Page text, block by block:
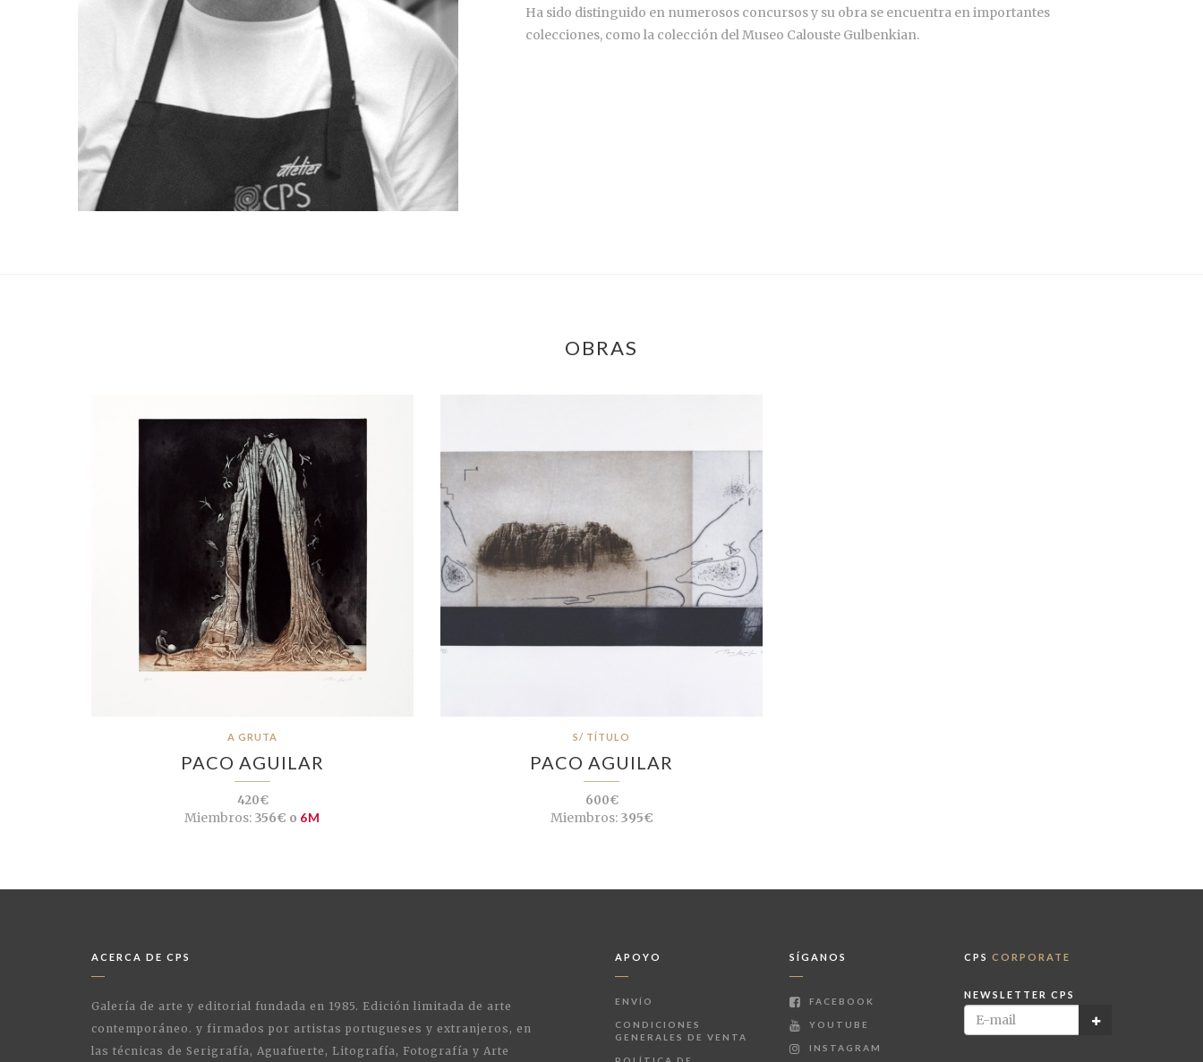
Ha sido distinguido en numerosos concursos y su obra se encuentra en importantes
colecciones, como la colección del Museo Calouste Gulbenkian.
OBRAS
A GRUTA
PACO AGUILAR
420€
Miembros: 356€ o 6M
S/ TÍTULO
PACO AGUILAR
600€
Miembros:395€
ACERCA DE CPS
Galería de arte y editorial fundada en 1985. Edición limitada de arte
contemporáneo. y firmados por artistas portugueses y extranjeros, en
las técnicas de Serigrafía, Aguafuerte, Litografía, Fotografía y Arte
APOYO
ENVÍO
CONDICIONES
GENERALES DE VENTA
SÍGANOS
FACEBOOK
YOUTUBE
INSTAGRAM
CPS CORPORATE
NEWSLETTER CPS